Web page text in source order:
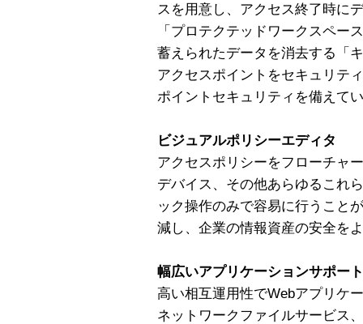
スを用意し、アクセス終了時に
「プロテクテッドワークスペー
蓄えられたデータを消去する「
アクセスポイントをセキュリテ
ポイントセキュリティを備えて
ビジュアルポリシーエディタ
アクセスポリシーをフローチャ
デバイス、その他あらゆるこれ
ック操作のみで容易に行うこと
減し、企業の情報資産の安全を
幅広いアプリケーションサポート
高い相互運用性でWebアプリケ
ネットワークファイルサービス